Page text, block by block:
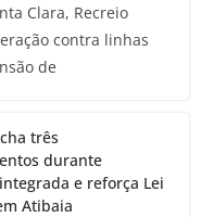
Clara, Recreio
contra linhas
de
três
durante
e reforça Lei
Atibaia